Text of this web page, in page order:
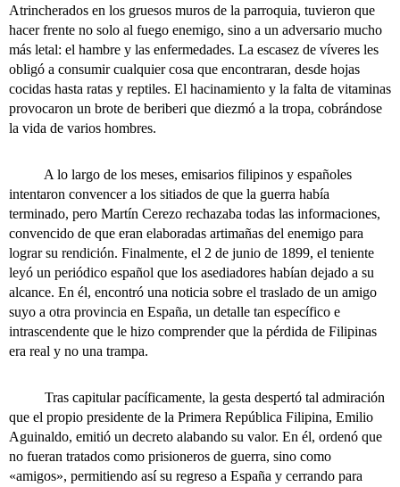
Atrincherados en los gruesos muros de la parroquia, tuvieron que
hacer frente no solo al fuego enemigo, sino a un adversario mucho
más letal: el hambre y las enfermedades. La escasez de víveres les
obligó a consumir cualquier cosa que encontraran, desde hojas
cocidas hasta ratas y reptiles. El hacinamiento y la falta de vitaminas
provocaron un brote de beriberi que diezmó a la tropa, cobrándose
la vida de varios hombres.
A lo largo de los meses, emisarios filipinos y españoles
intentaron convencer a los sitiados de que la guerra había
terminado, pero Martín Cerezo rechazaba todas las informaciones,
convencido de que eran elaboradas artimañas del enemigo para
lograr su rendición. Finalmente, el 2 de junio de 1899, el teniente
leyó un periódico español que los asediadores habían dejado a su
alcance. En él, encontró una noticia sobre el traslado de un amigo
suyo a otra provincia en España, un detalle tan específico e
intrascendente que le hizo comprender que la pérdida de Filipinas
era real y no una trampa.
Tras capitular pacíficamente, la gesta despertó tal admiración
que el propio presidente de la Primera República Filipina, Emilio
Aguinaldo, emitió un decreto alabando su valor. En él, ordenó que
no fueran tratados como prisioneros de guerra, sino como
«amigos», permitiendo así su regreso a España y cerrando para